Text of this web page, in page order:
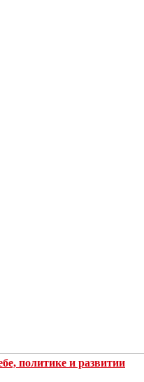
политике и развитии